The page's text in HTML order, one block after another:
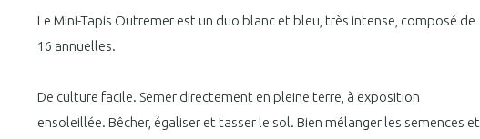
Outremer
35m²
Le Mini-Tapis Outremer est un duo blanc et bleu, très intense, composé de
16 annuelles.
De culture facile. Semer directement en pleine terre, à exposition
ensoleillée. Bêcher, égaliser et tasser le sol. Bien mélanger les semences et